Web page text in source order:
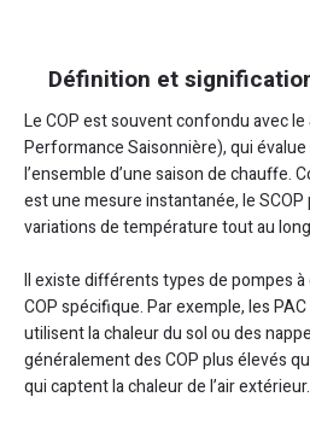
Définition et
Le COP est souvent confondu avec le
Performance Saisonnière), qui
l’ensemble d’une saison de chauffe.
est une mesure instantanée, le
variations de température tout au long
Il existe différents types de pompes à
COP spécifique. Par exemple, les
utilisent la chaleur du sol ou des
généralement des COP plus élevés
qui captent la chaleur de l’air extérieur.